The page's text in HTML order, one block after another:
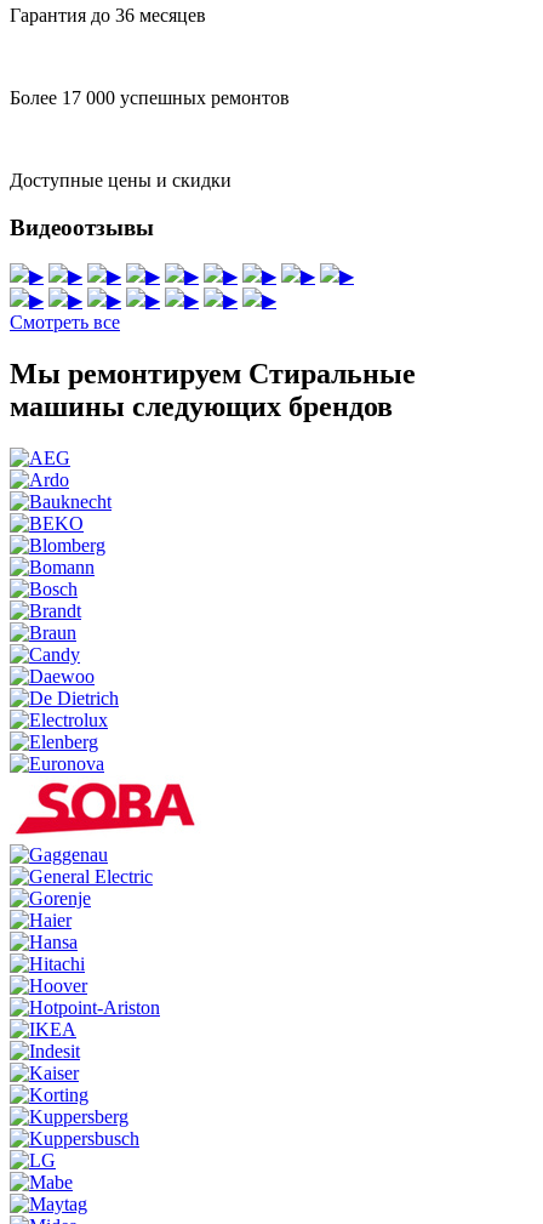
Гарантия до 36 месяцев
Более 17 000 успешных ремонтов
Доступные цены и скидки
Видеоотзывы
▶ ▶ ▶ ▶ ▶ ▶ ▶ ▶
▶
▶
▶ ▶ ▶ ▶ ▶
▶
Смотреть все
Мы ремонтируем Стиральные
машины следующих брендов